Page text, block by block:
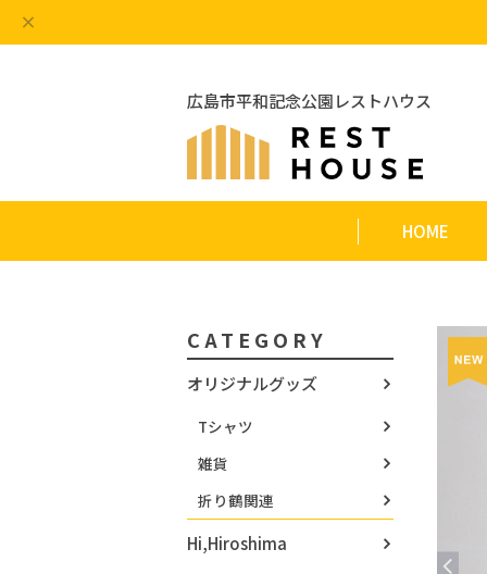
広島市平和記念公園レストハウス
HOME
CATEGORY
オリジナルグッズ
Tシャツ
雑貨
折り鶴関連
Hi,Hiroshima